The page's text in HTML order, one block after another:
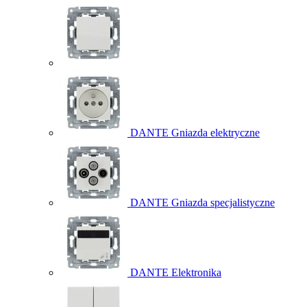
DANTE Gniazda elektryczne
DANTE Gniazda specjalistyczne
DANTE Elektronika